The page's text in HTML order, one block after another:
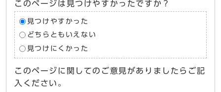
このページは見つけやすかったですか？
見つけやすかった
どちらともいえない
見つけにくかった
このページに関してのご意見がありましたらご記
入ください。